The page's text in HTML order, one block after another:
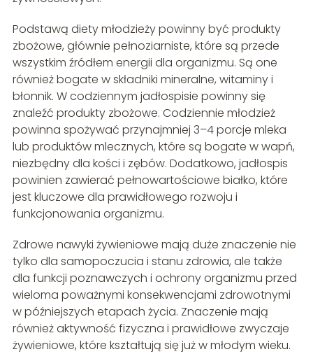
Podstawą diety młodzieży powinny być produkty
zbożowe, głównie pełnoziarniste, które są przede
wszystkim źródłem energii dla organizmu. Są one
również bogate w składniki mineralne, witaminy i
błonnik. W codziennym jadłospisie powinny się
znaleźć produkty zbożowe. Codziennie młodzież
powinna spożywać przynajmniej 3–4 porcje mleka
lub produktów mlecznych, które są bogate w wapń,
niezbędny dla kości i zębów. Dodatkowo, jadłospis
powinien zawierać pełnowartościowe białko, które
jest kluczowe dla prawidłowego rozwoju i
funkcjonowania organizmu.
Zdrowe nawyki żywieniowe mają duże znaczenie nie
tylko dla samopoczucia i stanu zdrowia, ale także
dla funkcji poznawczych i ochrony organizmu przed
wieloma poważnymi konsekwencjami zdrowotnymi
w późniejszych etapach życia. Znaczenie mają
również aktywność fizyczna i prawidłowe zwyczaje
żywieniowe, które kształtują się już w młodym wieku.